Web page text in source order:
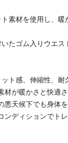
素材を使用し、暖
たゴム入りウエス
ト感、伸縮性、耐
材が暖かさと快適
悪天候下でも身体
ンディションでト